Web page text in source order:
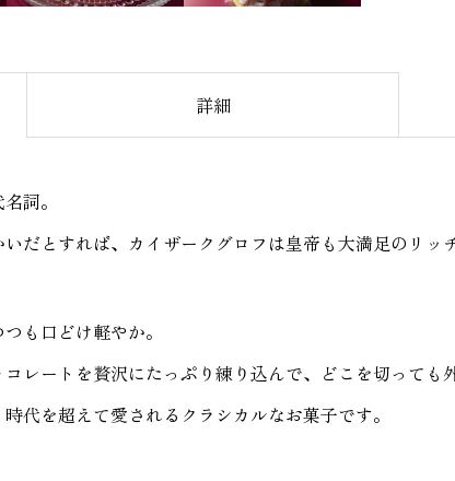
詳細
詞。
だとすれば、カイザークグロフは皇帝も大満足のリッ
も口どけ軽やか。
レートを贅沢にたっぷり練り込んで、どこを切っても
代を超えて愛される クラシカルなお菓子です。